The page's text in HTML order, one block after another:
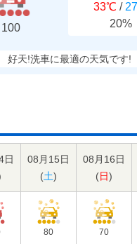
100
33℃ /
20%
好天!洗車に最適の天気です!
日
08月15日
(土)
08月16日
(日)
80 70